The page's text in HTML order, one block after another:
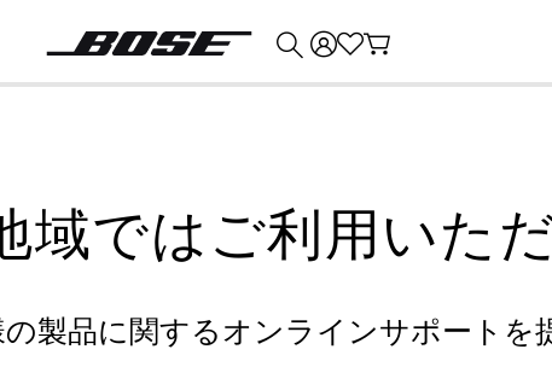
域ではご利用いた
製品に関するオンラインサポートを